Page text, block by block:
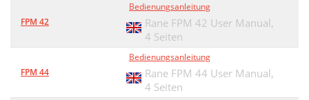
FPM 42
Bedienungsanleitung
Rane FPM 42 User Manual,
4 Seiten
FPM 44
Bedienungsanleitung
Rane FPM 44 User Manual,
4 Seiten